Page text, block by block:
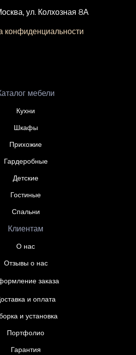
ул. Колхозная 8А
конфиденциальности
мебели
Кухни
Шкафы
Прихожие
Гардеробные
Детские
Гостиные
Спальни
Клиентам
О нас
Отзывы о нас
заказа
и оплата
и установка
Портфолио
Гарантия